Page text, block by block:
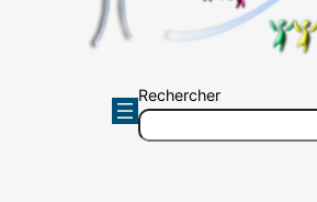
Rechercher